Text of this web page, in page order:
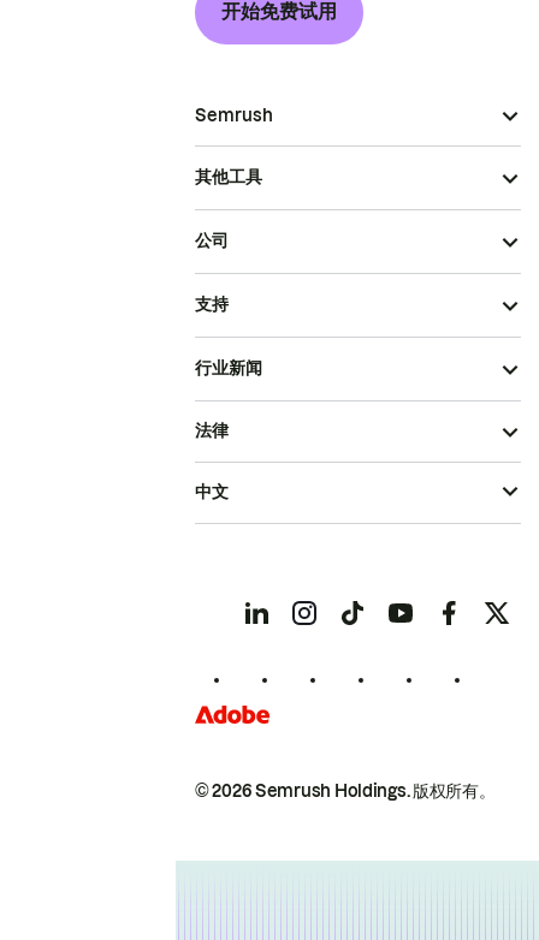
开始免费试用
Semrush
其他工具
公司
支持
行业新闻
© 2026 Semrush Holdings.版权所有。
法律
中文